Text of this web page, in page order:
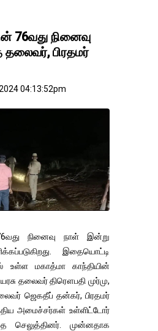
76வது நினைவு
தலைவர், பிரதமர்
04:13:52pm
நினைவு நாள் இன்று
இதையொட்டி
உள்ள மகாத்மா காந்தியின்
தலைவர் திரௌபதி முர்மு,
ஜெகதீப் தன்கர், பிரதமர்
அமைச்சர்கள் உள்ளிட்டோர்
செலுத்தினர். முன்னதாக